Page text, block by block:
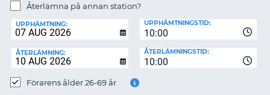
Återlämna på annan station?
UPPHÄMTNING:
10:00
UPPHÄMTNINGSTID:
ÅTERLÄMNING:
10:00
ÅTERLÄMNINGSTID:
Förarens ålder 26-69 år